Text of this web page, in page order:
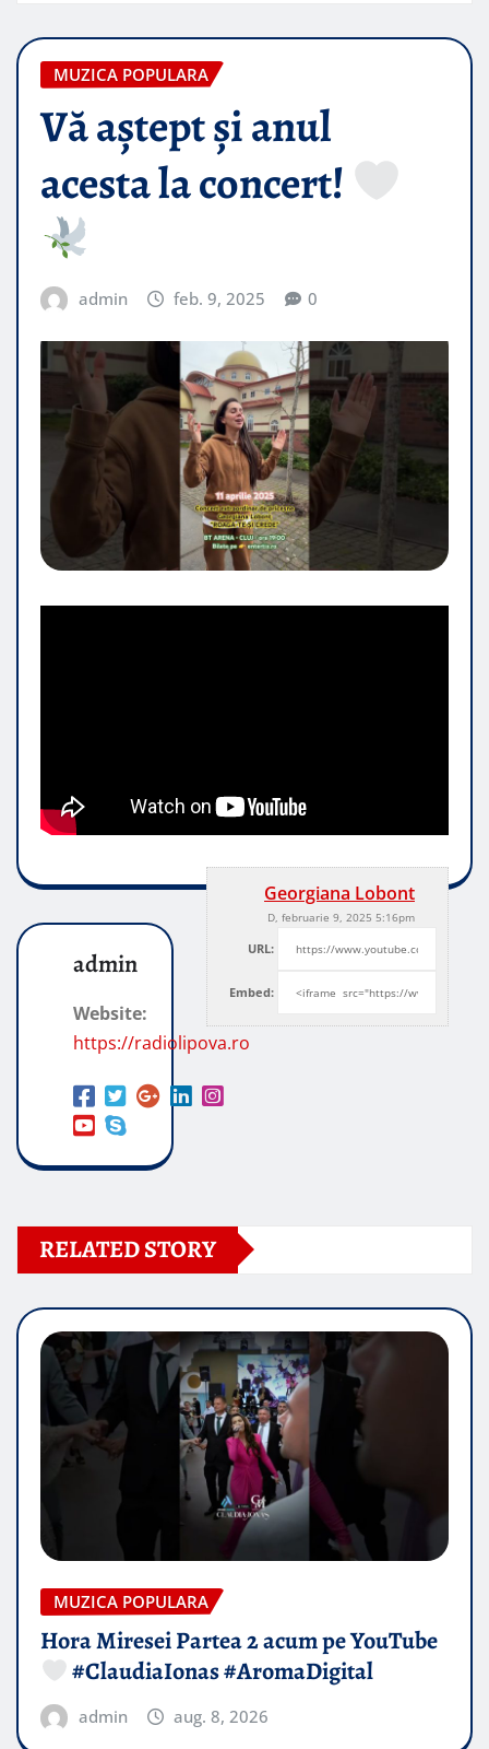
MUZICA POPULARA
Vă aștept și anul
acesta la concert!
admin feb. 9, 2025 0
Georgiana Lobont
D, februarie 9, 2025 5:16pm
URL:
Embed:
admin
Website:
https://radiolipova.ro
RELATED STORY
MUZICA POPULARA
Hora Miresei Partea 2 acum pe YouTube
#ClaudiaIonas #AromaDigital
admin aug. 8, 2026